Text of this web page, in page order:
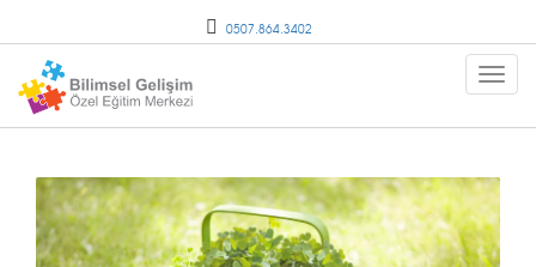
0507.864.3402